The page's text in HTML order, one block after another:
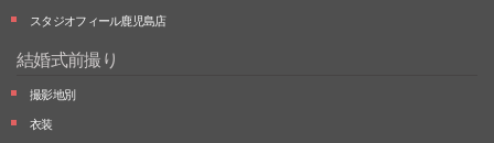
スタジオフィール鹿児島店
結婚式前撮り
撮影地別
衣装